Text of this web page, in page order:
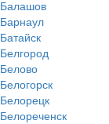
Балашов
Барнаул
Батайск
Белгород
Белово
Белогорск
Белорецк
Белореченск